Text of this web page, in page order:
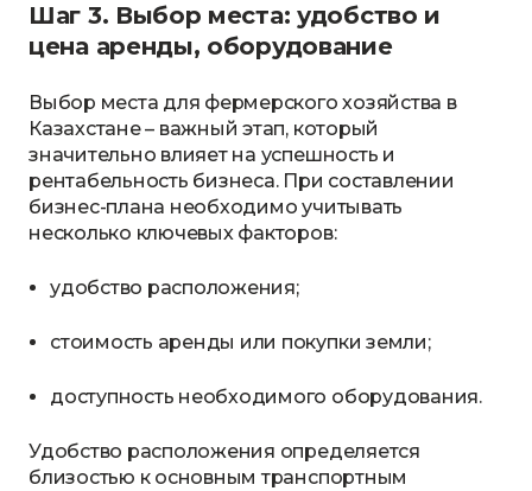
Шаг 3. Выбор места: удобство и
цена аренды, оборудование
Выбор места для фермерского хозяйства в
Казахстане – важный этап, который
значительно влияет на успешность и
рентабельность бизнеса. При составлении
бизнес-плана необходимо учитывать
несколько ключевых факторов:
удобство расположения;
стоимость аренды или покупки земли;
доступность необходимого оборудования.
Удобство расположения определяется
близостью к основным транспортным